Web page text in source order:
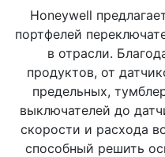
Honeywell
портфелей
в отрасли.
продуктов, от
предельных,
выключателей до
скорости и расхода
способный решить